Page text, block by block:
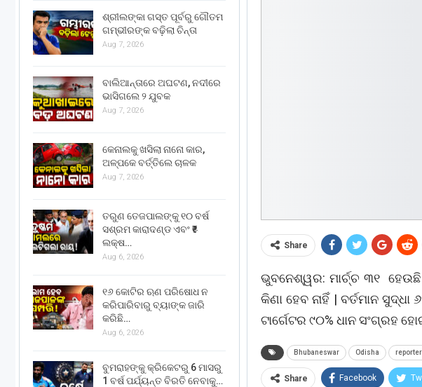
Share
ଭୁବନେଶ୍ୱର: ମାର୍ଚ୍ଚ ୩୧
କିଣା ହେବ ନାହିଁ | ବର୍ତମାନ
ଟାର୍ଗେଟର ୯୦% ଧାନ ସଂଗ୍ରହ
Bhubaneswar Odisha
Share Facebook
ଶ୍ରୀଲଙ୍କା ଗସ୍ତ ପୂର୍ବରୁ ଗୌତମ
ଗମ୍ଭୀରଙ୍କ ବଢ଼ିଲା ଚିନ୍ତା
Aug 7, 2026
ବାଲିଆନ୍ତାରେ ଅଘଟଣ, ନଦୀରେ
ଭାସିଗଲେ ୨ ଯୁବକ
Aug 7, 2026
କେନାଲକୁ ଖସିଲା ନାନୋ କାର,
ଅଳ୍ପକେ ବର୍ତ୍ତିଲେ ଚାଳକ
Aug 7, 2026
ତରୁଣ ତେଜପାଲଙ୍କୁ ୧୦ ବର୍ଷ
ସଶ୍ରମ କାରାଦଣ୍ଡ ଏବଂ ₹୫
ଲକ୍ଷ…
Aug 6, 2026
୧୬ କୋଟିର ଋଣ ପରିଷୋଧ ନ
କରିପାରିବାରୁ ବ୍ୟାଙ୍କ ଜାରି
କରିଛି…
Aug 6, 2026
ବୁମରାହଙ୍କୁ କ୍ରିକେଟରୁ 6 ମାସରୁ
1 ବର୍ଷ ପର୍ଯ୍ୟନ୍ତ ବିରତି ନେବାକୁ…